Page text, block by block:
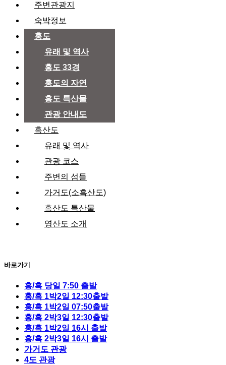
주변관광지
숙박정보
홍도
유래 및 역사
홍도 33경
홍도의 자연
홍도 특산물
관광 안내도
흑산도
유래 및 역사
관광 코스
주변의 섬들
가거도(소흑산도)
흑산도 특산물
영산도 소개
바로가기
홍/흑 당일 7:50 출발
홍/흑 1박2일 12:30출발
홍/흑 1박2일 07:50출발
홍/흑 2박3일 12:30출발
홍/흑 1박2일 16시 출발
홍/흑 2박3일 16시 출발
가거도 관광
4도 관광